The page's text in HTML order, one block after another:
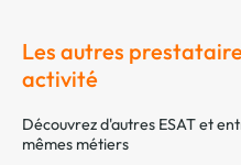
Les autres
activité
Découvrez d'autres ESAT et
mêmes métiers